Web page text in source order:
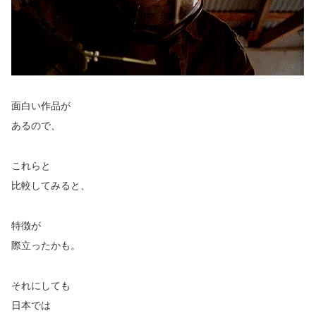
面白い作品が
あるので、
これらと
比較してみると、
特徴が
際立ったかも。
それにしても
日本では